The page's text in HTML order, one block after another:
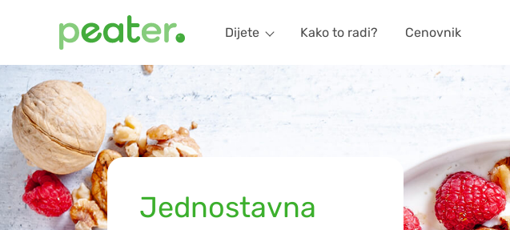
Dijete Kako to radi? Cenovnik
Jednostavna